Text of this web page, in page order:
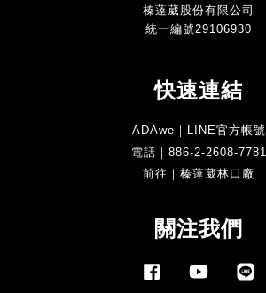
榛薘葳股份有限公司
統一編號29106930
快速連結
ADAwe｜LINE官方帳號
電話｜886-2-2608-7781
前往｜榛薘葳林口廠
關注我們
Facebook YouTube